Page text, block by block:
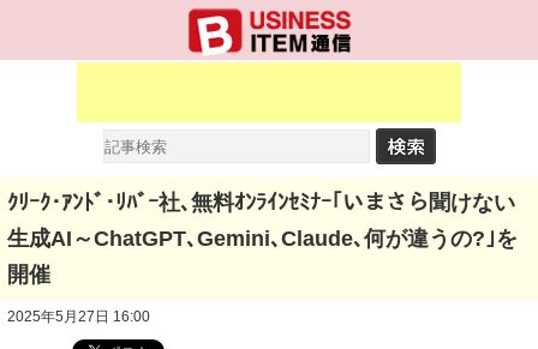
ｸﾘｰｸ･ｱﾝﾄﾞ･ﾘﾊﾞｰ社､無料ｵﾝﾗｲﾝｾﾐﾅｰ｢いまさら聞けない
生成AI～ChatGPT､Gemini､Claude､何が違うの?｣を
開催
2025年5月27日 16:00